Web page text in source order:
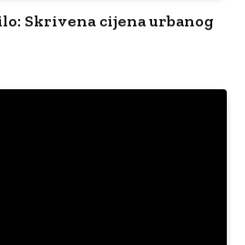
Skrivena cijena urbanog